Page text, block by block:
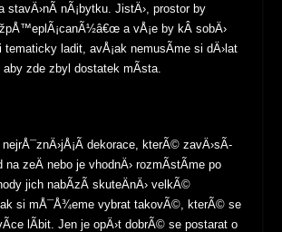
stavÄ›nÃ­ nÃ¡bytku. JistÄ›, prostor by
a vÅ¡e by kÂ sobÄ›
tematicky ladit, avÅ¡ak nemusÃ­me si dÄ›lat
zde zbyl dostatek mÃ­sta.
dekorace, kterÃ© zavÄ›sÃ­
zeÄ nebo je vhodnÄ› rozmÃ­stÃ­me po
jich nabÃ­zÃ­ skuteÄnÄ› velkÃ©
si mÅ¯Å¾eme vybrat takovÃ©, kterÃ© se
lÃ­bit. Jen je opÄ›t dobrÃ© se postarat o